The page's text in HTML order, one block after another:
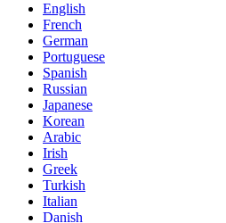
English
French
German
Portuguese
Spanish
Russian
Japanese
Korean
Arabic
Irish
Greek
Turkish
Italian
Danish